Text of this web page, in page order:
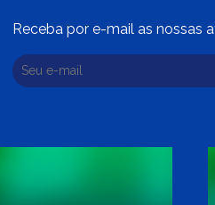
Receba por e-mail as nossas